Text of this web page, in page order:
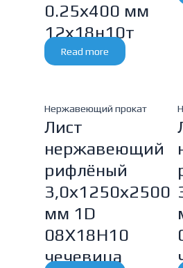
0.25х400 мм
12х18н10т
Read more
Нержавеющий прокат
Лист
нержавеющий
рифлёный
3,0х1250х2500
мм 1D
08Х18Н10
чечевица